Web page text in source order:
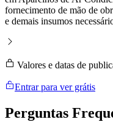
fornecimento de mão de
e demais insumos
Valores e datas de
Entrar para ver grátis
Perguntas